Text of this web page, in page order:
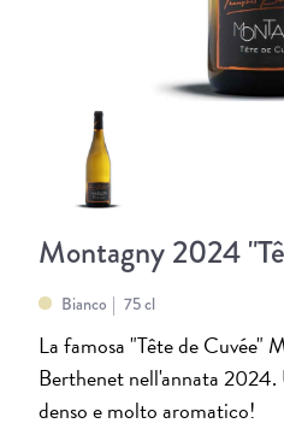
Montagny 2024
Bianco 75 cl
La famosa "Tête de Cuvée"
Berthenet nell'annata
denso e molto aromatico!